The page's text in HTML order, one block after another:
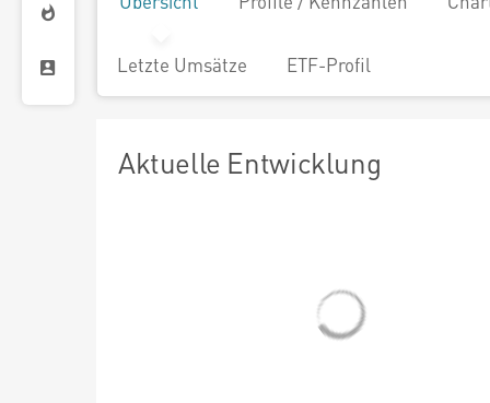
Letzte Umsätze ETF-Profil
Aktuelle Entwicklung